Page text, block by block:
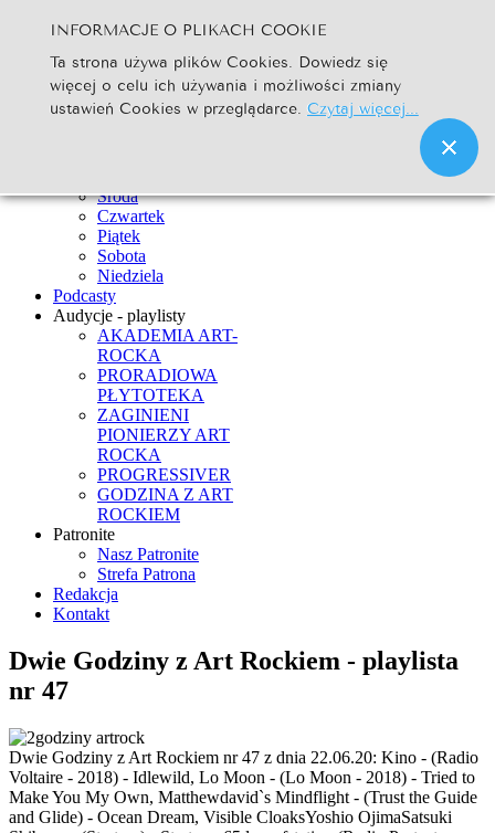
Szukaj... Go
Strona Główna
Newsy
Środa
Czwartek
Piątek
Sobota
Niedziela
Podcasty
Audycje - playlisty
AKADEMIA ART-
ROCKA
PRORADIOWA
PŁYTOTEKA
ZAGINIENI
PIONIERZY ART
ROCKA
PROGRESSIVER
GODZINA Z ART
ROCKIEM
Patronite
Nasz Patronite
Strefa Patrona
Redakcja
Kontakt
Dwie Godziny z Art Rockiem - playlista
nr 47
Dwie Godziny z Art Rockiem nr 47 z dnia 22.06.20: Kino - (Radio
Voltaire - 2018) - Idlewild, Lo Moon - (Lo Moon - 2018) - Tried to
Make You My Own, Matthewdavid`s Mindflight - (Trust the Guide
and Glide) - Ocean Dream, Visible CloaksYoshio OjimaSatsuki
INFORMACJE O PLIKACH COOKIE
Ta strona używa plików Cookies. Dowiedz się
więcej o celu ich używania i możliwości zmiany
ustawień Cookies w przeglądarce. Czytaj więcej...